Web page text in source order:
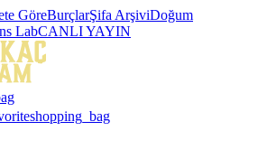
GöreBurçlarŞifa ArşiviDoğum
LabCANLI YAYIN
shopping_bag